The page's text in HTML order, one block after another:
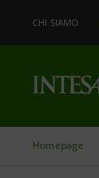
CHI SIAMO
Homepage